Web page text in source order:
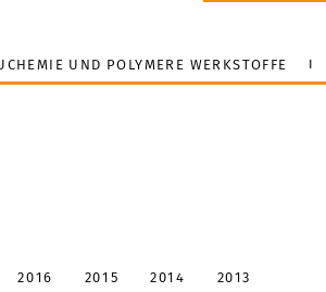
UND POLYMERE WERKSTOFFE
2016 2015 2014 2013